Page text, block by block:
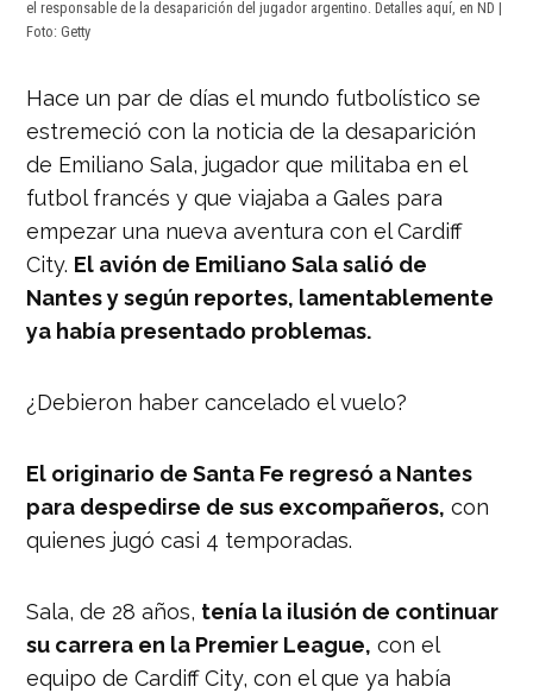
el responsable de la desaparición del jugador argentino. Detalles aquí, en ND |
Foto: Getty
Hace un par de días el mundo futbolístico se
estremeció con la noticia de la desaparición
de Emiliano Sala, jugador que militaba en el
futbol francés y que viajaba a Gales para
empezar una nueva aventura con el Cardiff
City. El avión de Emiliano Sala salió de
Nantes y según reportes, lamentablemente
ya había presentado problemas.
¿Debieron haber cancelado el vuelo?
El originario de Santa Fe regresó a Nantes
para despedirse de sus excompañeros, con
quienes jugó casi 4 temporadas.
Sala, de 28 años, tenía la ilusión de continuar
su carrera en la Premier League, con el
equipo de Cardiff City, con el que ya había